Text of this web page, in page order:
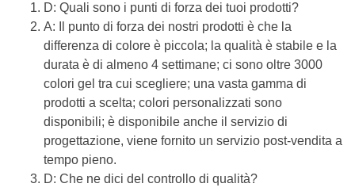
D: Quali sono i punti di forza dei tuoi prodotti?
A: Il punto di forza dei nostri prodotti è che la
differenza di colore è piccola; la qualità è stabile e la
durata è di almeno 4 settimane; ci sono oltre 3000
colori gel tra cui scegliere; una vasta gamma di
prodotti a scelta; colori personalizzati sono
disponibili; è disponibile anche il servizio di
progettazione, viene fornito un servizio post-vendita a
tempo pieno.
D: Che ne dici del controllo di qualità?